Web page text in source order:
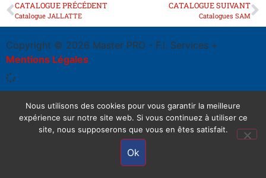
CATALOGUE PRÉCÉDENT
Catalogue JALLATTE
CATALOGUE SUIVANT
Catalogues SAM
Copyright © 2026 Master PRO - F.I. Services +
Mentions Légales
Nous utilisons des cookies pour vous garantir la meilleure
expérience sur notre site web. Si vous continuez à utiliser ce
site, nous supposerons que vous en êtes satisfait.
Ok